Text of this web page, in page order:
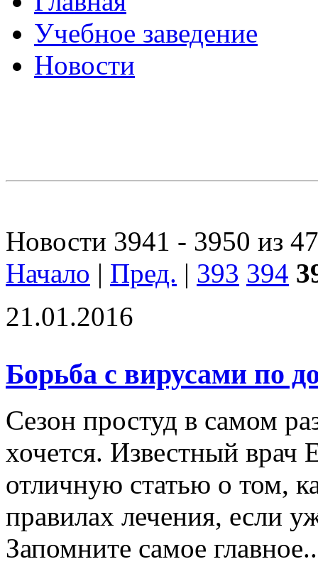
Учебное заведение
Новости
Новости 3941 - 3950 из
Начало | Пред. | 393 394
21.01.2016
Борьба с вирусами по
Сезон простуд в самом
хочется. Известный врач
отличную статью о том,
правилах лечения, если
Запомните самое